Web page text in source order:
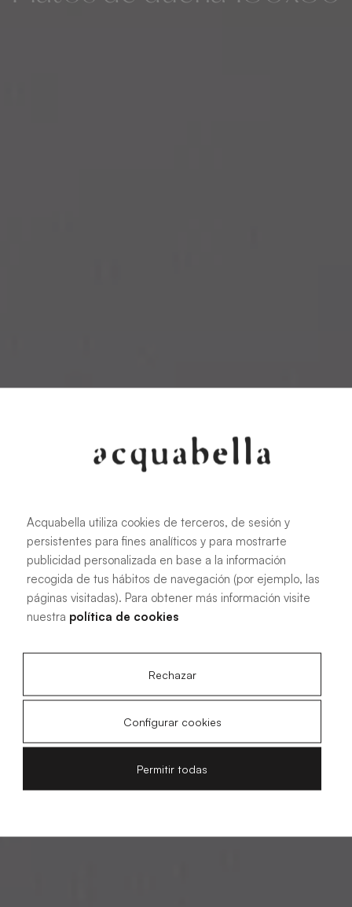
Acquabella utiliza cookies de terceros, de sesión y
persistentes para fines analíticos y para mostrarte
publicidad personalizada en base a la información
recogida de tus hábitos de navegación (por ejemplo, las
páginas visitadas). Para obtener más información visite
nuestra política de cookies
Rechazar
Configurar cookies
Permitir todas